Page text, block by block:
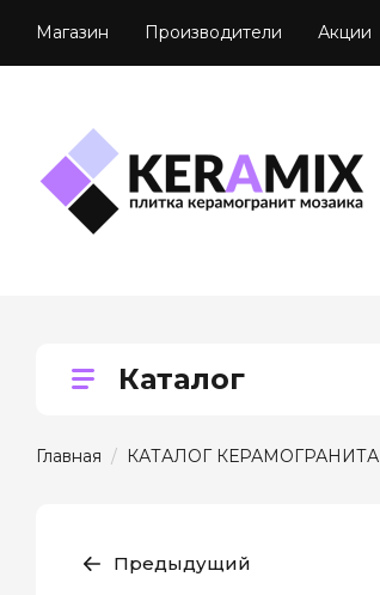
Магазин Производители Акции
Каталог
Главная / КАТАЛОГ КЕРАМОГРАНИТА
Предыдущий